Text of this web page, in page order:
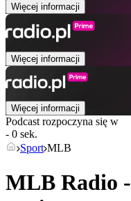
Więcej informacji
Więcej informacji
Więcej informacji
Podcast rozpoczyna się w
- 0 sek.
Sport MLB
MLB Radio